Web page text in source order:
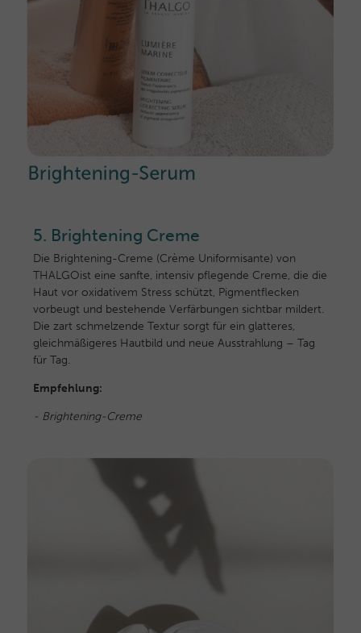
5. Brightening Creme
Die Brightening-Creme (Crème Uniformisante) von
THALGOist eine sanfte, intensiv pflegende Creme, die die
Haut vor oxidativem Stress schützt, Pigmentflecken
vorbeugt und bestehende Verfärbungen sichtbar mildert.
Die zart schmelzende Textur sorgt für ein glatteres,
gleichmäßigeres Hautbild und neue Ausstrahlung – Tag
für Tag.
Empfehlung:
- Brightening-Creme